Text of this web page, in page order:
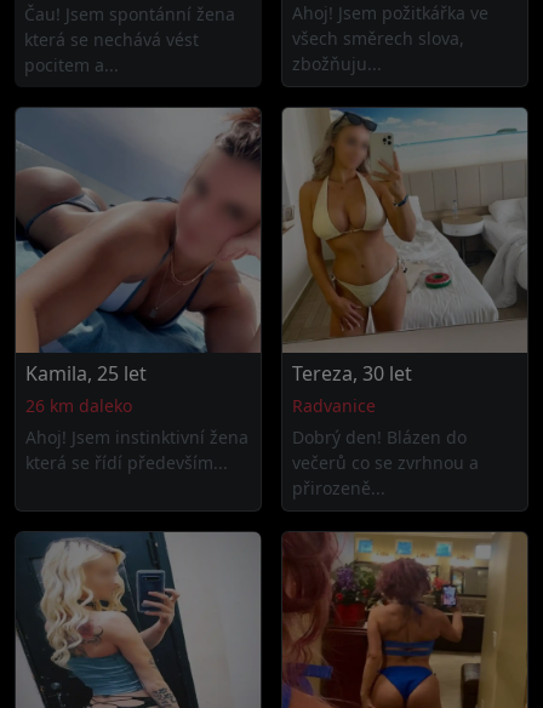
Čau! Jsem spontánní žena
která se nechává vést
pocitem a...
Ahoj! Jsem požitkářka ve
všech směrech slova,
zbožňuju...
Kamila, 25 let
26 km daleko
Ahoj! Jsem instinktivní žena
která se řídí především...
Tereza, 30 let
Radvanice
Dobrý den! Blázen do
večerů co se zvrhnou a
přirozeně...